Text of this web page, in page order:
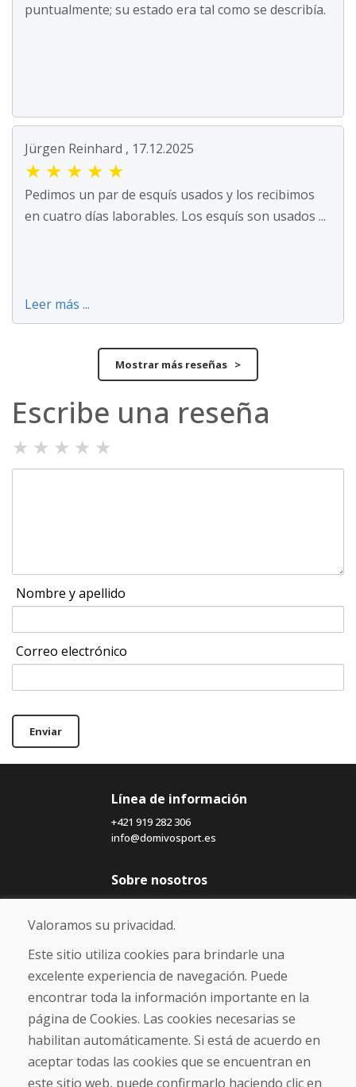
puntualmente; su estado era tal como se describía.
Jürgen Reinhard , 17.12.2025
★ ★ ★ ★ ★
Pedimos un par de esquís usados y los recibimos
en cuatro días laborables. Los esquís son usados ...
Leer más ...
Mostrar más reseñas >
Escribe una reseña
★ ★ ★ ★ ★
Nombre y apellido
Correo electrónico
Enviar
Línea de información
+421 919 282 306
info@domivosport.es
Sobre nosotros
Blog
Sobre nosotros
Comercio
Contacto
Compra
Tienda electrónica
Envío y pago
NORMAS DE RECLAMACIÓN
Devolución y cambio de mercancías
Valoramos su privacidad.
Este sitio utiliza cookies para brindarle una
excelente experiencia de navegación. Puede
encontrar toda la información importante en la
página de Cookies. Las cookies necesarias se
habilitan automáticamente. Si está de acuerdo en
aceptar todas las cookies que se encuentran en
este sitio web, puede confirmarlo haciendo clic en